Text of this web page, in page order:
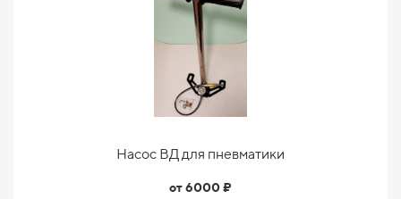
Насос ВД для пневматики
от 6000 ₽